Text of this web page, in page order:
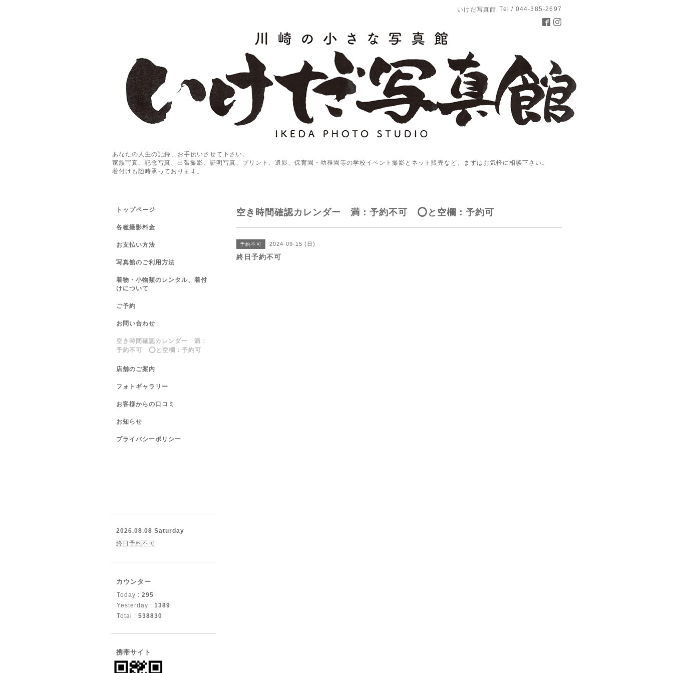
いけだ写真館 Tel / 044-385-2697
あなたの人生の記録、お手伝いさせて下さい。
家族写真、記念写真、出張撮影、証明写真、プリント、遺影、保育園・幼稚園等の学校イベント撮影とネット販売など、まずはお気軽に相談下さい。
着付けも随時承っております。
空き時間確認カレンダー 満：予約不可 ⭕️と空欄：予約可
予約不可 2024-09-15 (日)
終日予約不可
トップページ
各種撮影料金
お支払い方法
写真館のご利用方法
着物・小物類のレンタル、着付
けについて
ご予約
お問い合わせ
空き時間確認カレンダー 満：
予約不可 ⭕️と空欄：予約可
店舗のご案内
フォトギャラリー
お客様からの口コミ
お知らせ
プライバシーポリシー
2026.08.08 Saturday
終日予約不可
カウンター
Today : 295
Yesterday : 1389
Total : 538830
携帯サイト